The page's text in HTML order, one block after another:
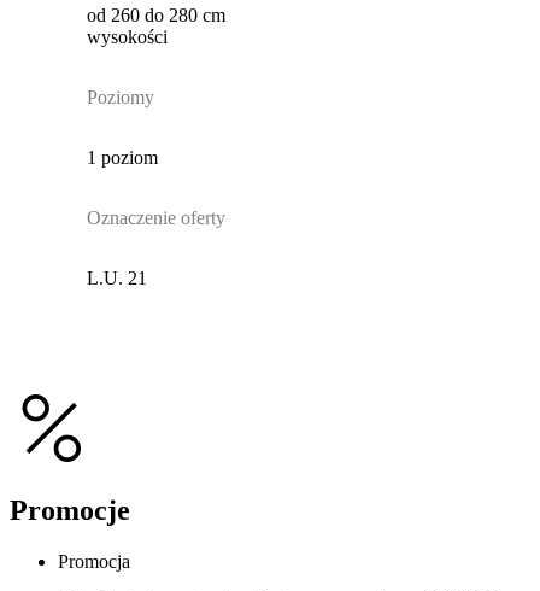
od 260 do 280 cm
wysokości
Poziomy
1 poziom
Oznaczenie oferty
L.U. 21
Promocje
Promocja